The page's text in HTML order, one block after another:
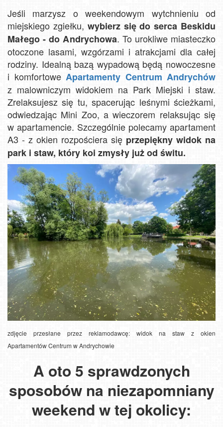
Jeśli marzysz o weekendowym wytchnieniu od
miejskiego zgiełku, wybierz się do serca Beskidu
Małego - do Andrychowa. To urokliwe miasteczko
otoczone lasami, wzgórzami i atrakcjami dla całej
rodziny. Idealną bazą wypadową będą nowoczesne
i komfortowe Apartamenty Centrum Andrychów
z malowniczym widokiem na Park Miejski i staw.
Zrelaksujesz się tu, spacerując leśnymi ścieżkami,
odwiedzając Mini Zoo, a wieczorem relaksując się
w apartamencie. Szczególnie polecamy apartament
A3 - z okien rozpościera się przepiękny widok na
park i staw, który koi zmysły już od świtu.
zdjęcie przesłane przez reklamodawcę: widok na staw z okien
Apartamentów Centrum w Andrychowie
A oto 5 sprawdzonych
sposobów na niezapomniany
weekend w tej okolicy: